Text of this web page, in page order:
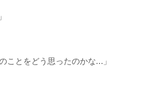
ことをどう思ったのかな…」